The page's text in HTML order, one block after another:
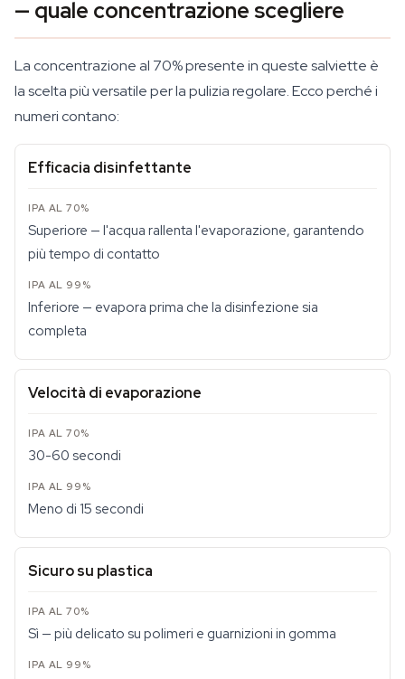
— quale concentrazione scegliere
La concentrazione al 70% presente in queste salviette è
la scelta più versatile per la pulizia regolare. Ecco perché i
numeri contano:
Efficacia disinfettante
Superiore — l'acqua rallenta l'evaporazione, garantendo
più tempo di contatto
Inferiore — evapora prima che la disinfezione sia
completa
Velocità di evaporazione
30-60 secondi
Meno di 15 secondi
Sicuro su plastica
Sì — più delicato su polimeri e guarnizioni in gomma